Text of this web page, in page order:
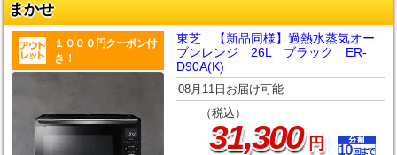
まかせ
１０００円クーポン付
き！
東芝 【新品同様】過熱水蒸気オー
ブンレンジ 26L ブラック ER-
D90A(K)
08月11日お届け可能
（税込）
31,300円